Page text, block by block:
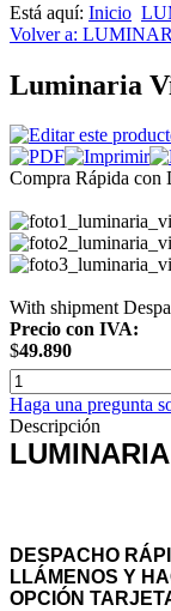
Está aquí: Inicio
Volver a:
Luminaria
Compra Rápida con
With shipment
Precio con IVA:
$49.890
Haga una pregunta
Descripción
DESPACHO
LLÁMENOS Y
OPCIÓN